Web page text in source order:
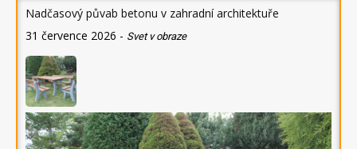
Nadčasový půvab betonu v zahradní architektuře
31 července 2026 - Svet v obraze